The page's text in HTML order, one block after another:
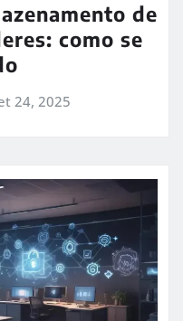
de
como se
24, 2025